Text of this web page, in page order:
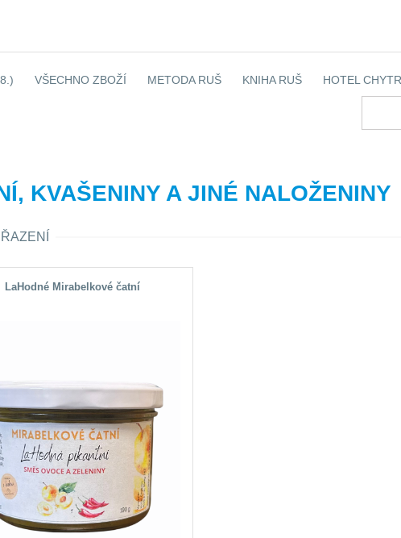
VŠECHNO ZBOŽÍ METODA RUŠ KNIHA RUŠ HOTEL
KVAŠENINY A JINÉ NALOŽENINY
LaHodné Mirabelkové čatní